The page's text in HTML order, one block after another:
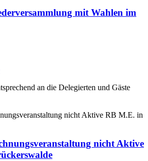
mit Wahlen im
an die Delegierten und Gäste
nicht Aktive